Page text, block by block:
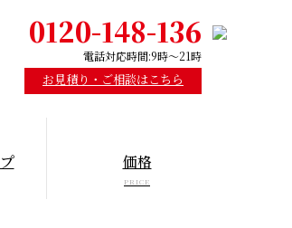
0120-148-136
電話対応時間:9時～21時
お見積り・ご相談はこちら
価格
PRICE